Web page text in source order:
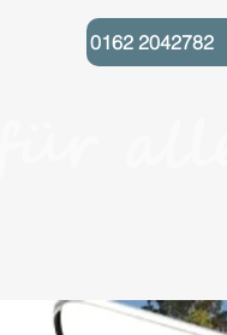
0162 2042782